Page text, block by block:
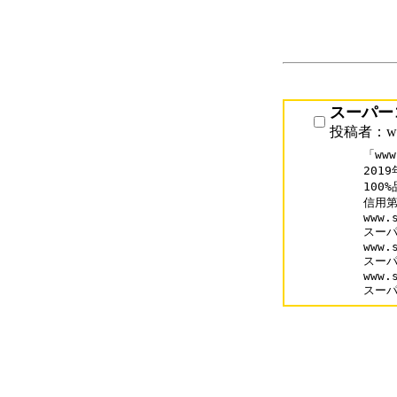
スーパ
投稿者：
「
2019
100%
信用
スー
スー
スー